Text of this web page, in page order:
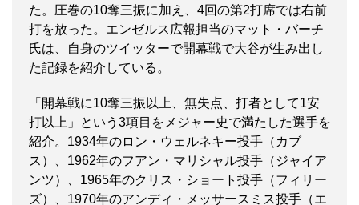
た。圧巻の10奪三振に加え、4回の第2打席では右前
打を放った。エンゼルス広報担当のマット・バーチ
氏は、自身のツイッターで開幕戦で大谷が生み出し
た記録を紹介している。
「開幕戦に10奪三振以上、無失点、打者として1安
打以上」という3項目をメジャー史で満たした選手を
紹介。1934年のロン・ウェルネキー投手（カブ
ス）、1962年のフアン・マリシャル投手（ジャイア
ンツ）、1965年のクリス・ショート投手（フィリー
ズ）、1970年のアンディ・メッサースミス投手（エ